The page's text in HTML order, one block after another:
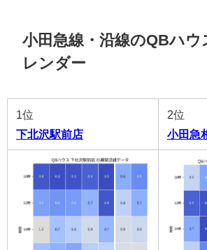
小田急線・沿線のQBハウ
レンダー
1位
下北沢駅前店
2位
小田急